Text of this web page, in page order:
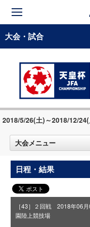
大会・試合
2018/5/26(土)～2018/12/
大会メニュー
日程・結果
［43］２回戦 2018年06
園陸上競技場